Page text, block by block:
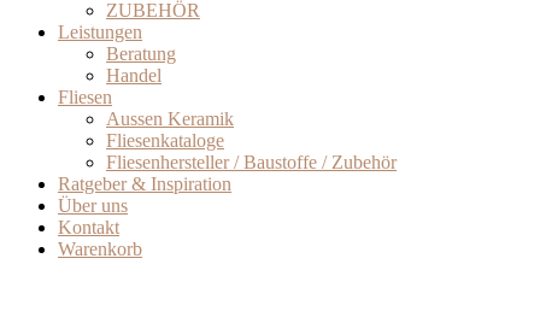
ZUBEHÖR
Leistungen
Beratung
Handel
Fliesen
Aussen Keramik
Fliesenkataloge
Fliesenhersteller / Baustoffe / Zubehör
Ratgeber & Inspiration
Über uns
Kontakt
Warenkorb